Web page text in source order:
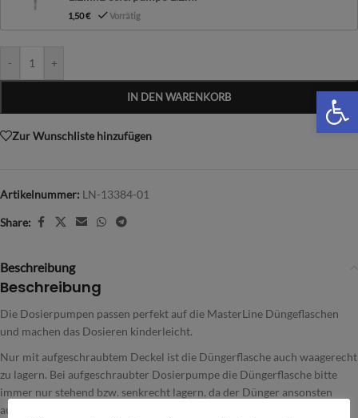
1,50€ Vorrätig
- +
IN DEN WARENKORB
Zur Wunschliste hinzufügen
Artikelnummer: LN-13384-01
Share:
Beschreibung
Beschreibung
Die Dosierpumpen passen perfekt auf die MasterLine Düngeflaschen
und machen das Dosieren kinderleicht.
Nur mit aufgeschraubtem Deckel ist die Düngerflasche auch waagerecht
zu lagern. Bei aufgeschraubter Dosierpumpe die Düngerflasche bitte
immer nur stehend bzw. senkrecht lagern, da der Dünger ansonsten
auslaufen kann.